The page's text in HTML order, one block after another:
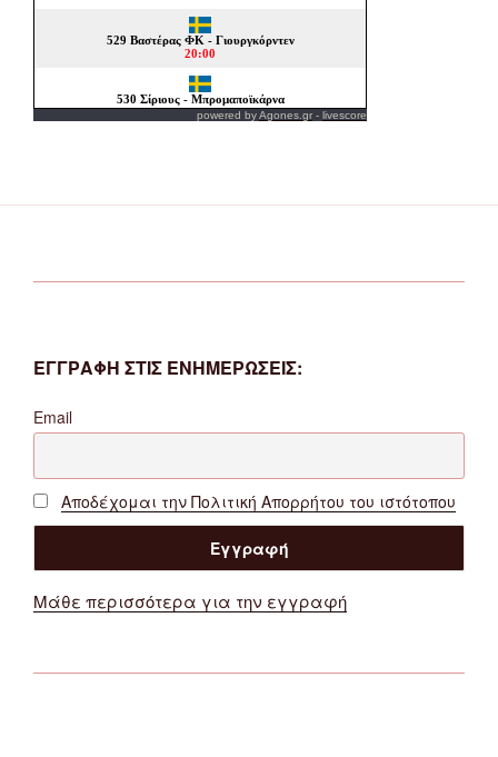
powered byAgones.gr - livescore
ΕΓΓΡΑΦΗ ΣΤΙΣ ΕΝΗΜΕΡΩΣΕΙΣ:
Email
Αποδέχομαι την Πολιτική Απορρήτου του ιστότοπου
Μάθε περισσότερα για την εγγραφή